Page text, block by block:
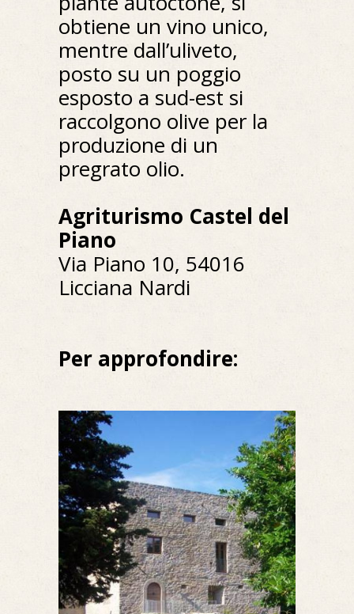
obtiene un vino unico,
mentre dall’uliveto,
posto su un poggio
esposto a sud-est si
raccolgono olive per la
produzione di un
pregrato olio.
Agriturismo Castel del
Piano
Via Piano 10, 54016
Licciana Nardi
Per approfondire: